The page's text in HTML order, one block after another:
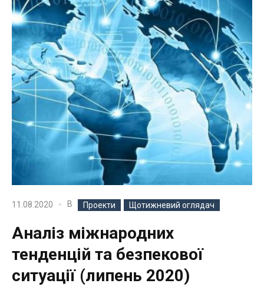
11.08.2020 В Проекти Щотижневий оглядач
Аналіз міжнародних
тенденцій та безпекової
ситуації (липень 2020)